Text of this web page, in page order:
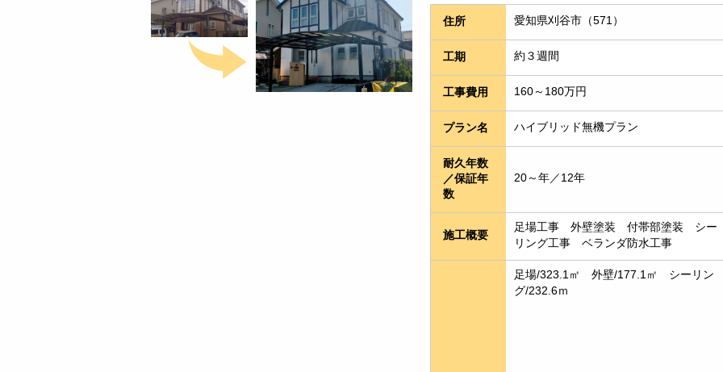
住所 愛知県刈谷市（571）
工期 約３週間
工事費用 160～180万円
プラン名 ハイブリッド無機プラン
耐久年数
／保証年
数
20～年／12年
施工概要
足場工事　外壁塗装　付帯部塗装　シー
リング工事　ベランダ防水工事
足場/323.1㎡　外壁/177.1㎡　シーリン
グ/232.6ｍ